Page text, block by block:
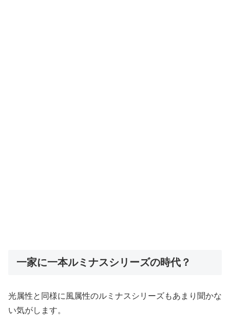
一家に一本ルミナスシリーズの時代？
光属性と同様に風属性のルミナスシリーズもあまり聞かな
い気がします。